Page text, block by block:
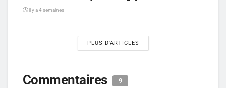
il y a 4 semaines
PLUS D'ARTICLES
Commentaires 9